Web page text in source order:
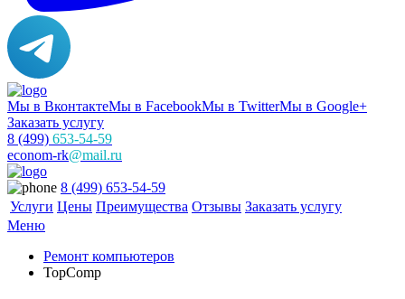
Мы в ВконтактеМы в FacebookМы в TwitterМы в Google+
Заказать услугу
8 (499) 653-54-59
econom-rk@mail.ru
8 (499) 653-54-59
Услуги Цены Преимущества Отзывы Заказать услугу
Меню
Ремонт компьютеров
TopComp